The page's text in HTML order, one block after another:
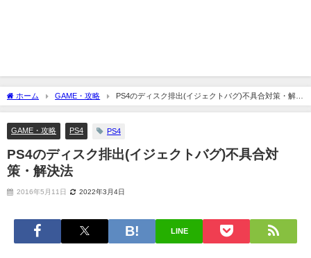
ホーム GAME・攻略
PS4のディスク排出(イジェクトバグ)不具合対策・解決
法
GAME・攻略 PS4 PS4
PS4のディスク排出(イジェクトバグ)不具合対
策・解決法
2016年5月11日 2022年3月4日
LINE